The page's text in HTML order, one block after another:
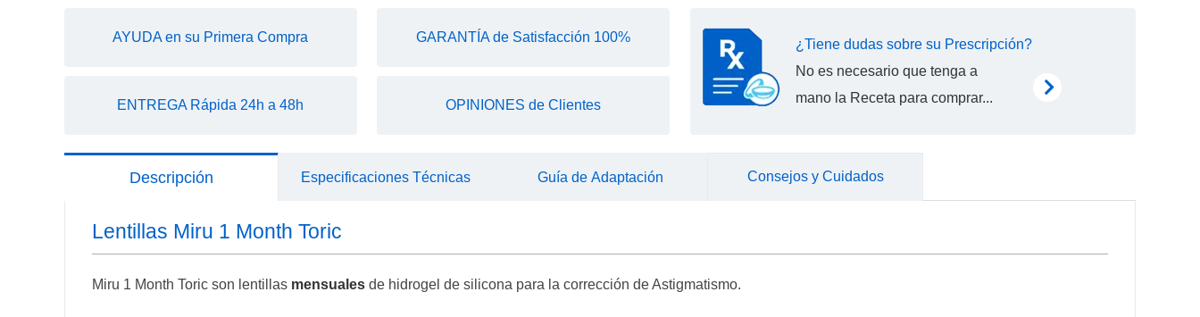
AYUDA en su Primera Compra
ENTREGA Rápida 24h a 48h
GARANTÍA de Satisfacción 100%
OPINIONES de Clientes
¿Tiene dudas sobre su Prescripción?
No es necesario que tenga a
mano la Receta para comprar...
Descripción Especificaciones Técnicas Guía de Adaptación Consejos y Cuidados
Lentillas Miru 1 Month Toric
Miru 1 Month Toric son lentillas mensuales de hidrogel de silicona para la corrección de Astigmatismo.